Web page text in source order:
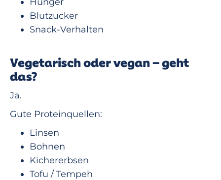
Blutzucker
Snack-Verhalten
Vegetarisch oder vegan – geht
das?
Ja.
Gute Proteinquellen:
Linsen
Bohnen
Kichererbsen
Tofu / Tempeh